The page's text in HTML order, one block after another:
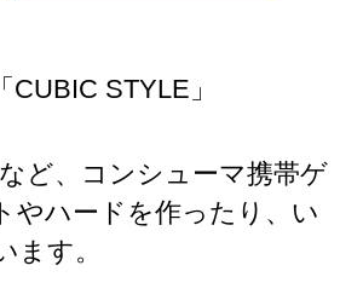
STYLE」
ど、コンシューマ携帯ゲ
やハードを作ったり、い
ます。